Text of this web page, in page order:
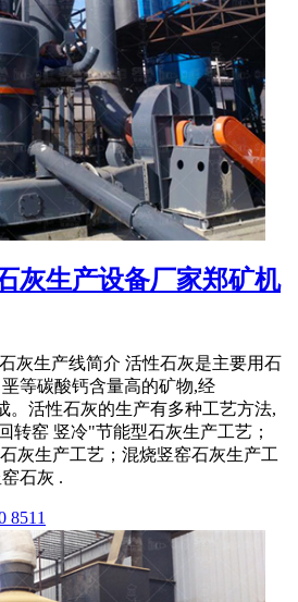
灰生产设备厂家郑矿机
灰生产线简介 活性石灰是主要用石
等碳酸钙含量高的矿物,经
。活性石灰的生产有多种工艺方法,
转窑 竖冷"节能型石灰生产工艺；
灰生产工艺；混烧竖窑石灰生产工
石灰 .
8511